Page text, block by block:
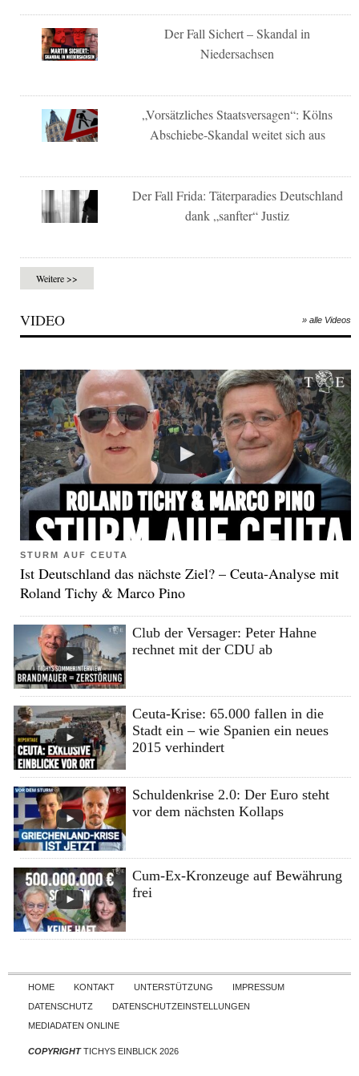
Der Fall Sichert – Skandal in
Niedersachsen
„Vorsätzliches Staatsversagen“: Kölns
Abschiebe-Skandal weitet sich aus
Der Fall Frida: Täterparadies Deutschland
dank „sanfter“ Justiz
Weitere >>
VIDEO » alle Videos
STURM AUF CEUTA
Ist Deutschland das nächste Ziel? – Ceuta-Analyse mit
Roland Tichy & Marco Pino
Club der Versager: Peter Hahne
rechnet mit der CDU ab
Ceuta-Krise: 65.000 fallen in die
Stadt ein – wie Spanien ein neues
2015 verhindert
Schuldenkrise 2.0: Der Euro steht
vor dem nächsten Kollaps
Cum-Ex-Kronzeuge auf Bewährung
frei
Skip to content
HOME KONTAKT UNTERSTÜTZUNG
IMPRESSUM
DATENSCHUTZ
DATENSCHUTZEINSTELLUNGEN
MEDIADATEN ONLINE
COPYRIGHTTICHYS EINBLICK 2026